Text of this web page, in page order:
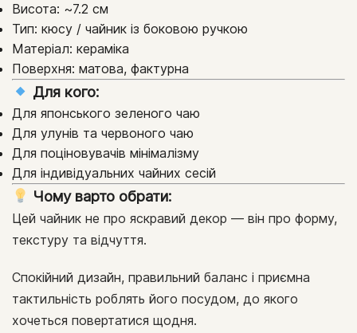
Висота: ~7.2 см
Тип: кюсу / чайник із боковою ручкою
Матеріал: кераміка
Поверхня: матова, фактурна
Для кого:
Для японського зеленого чаю
Для улунів та червоного чаю
Для поціновувачів мінімалізму
Для індивідуальних чайних сесій
Чому варто обрати:
Цей чайник не про яскравий декор — він про форму,
текстуру та відчуття.
Спокійний дизайн, правильний баланс і приємна
тактильність роблять його посудом, до якого
хочеться повертатися щодня.